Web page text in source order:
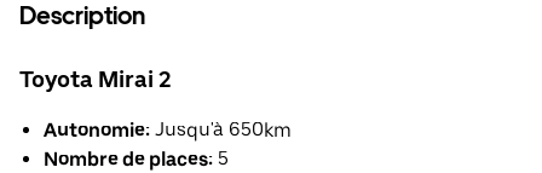
Description
Toyota Mirai 2
Autonomie: Jusqu'à 650km
Nombre de places: 5